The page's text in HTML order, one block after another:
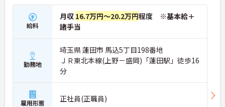
給料
月収 16.7万円～20.2万円程度 ※基本給＋
諸手当
勤務地
埼玉県 蓮田市 馬込5丁目198番地
ＪＲ東北本線(上野－盛岡)「蓮田駅」徒歩16
分
雇用形態 正社員(正職員)